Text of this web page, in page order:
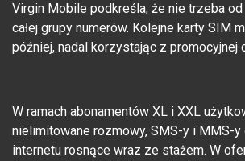
Virgin Mobile podkreśla, że nie trzeba
całej grupy numerów. Kolejne karty SIM
później, nadal korzystając z promocyjnej
W ramach abonamentów XL i XXL
nielimitowane rozmowy, SMS-y i MMS-y
internetu rosnące wraz ze stażem. W